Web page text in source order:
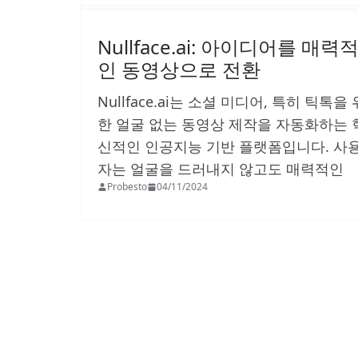
Nullface.ai: 아이디어를 매력적
인 동영상으로 전환
Nullface.ai는 소셜 미디어, 특히 틱톡을
한 얼굴 없는 동영상 제작을 자동화하는
신적인 인공지능 기반 플랫폼입니다. 사
자는 얼굴을 드러내지 않고도 매력적인
Probesto 04/11/2024